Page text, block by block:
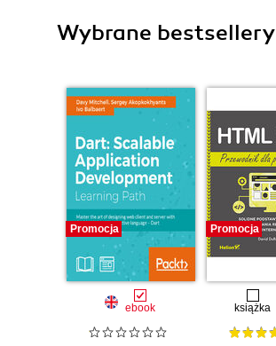
Wybrane bestsellery
Promocja
ebook
Promocja
książka